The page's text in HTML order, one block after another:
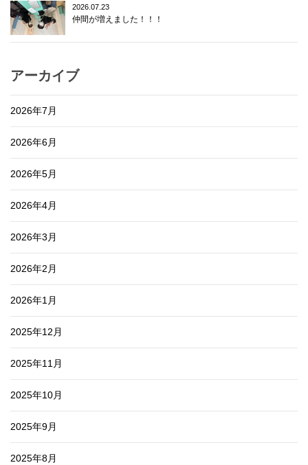
2026.07.23
仲間が増えました！！！
アーカイブ
2026年7月
2026年6月
2026年5月
2026年4月
2026年3月
2026年2月
2026年1月
2025年12月
2025年11月
2025年10月
2025年9月
2025年8月